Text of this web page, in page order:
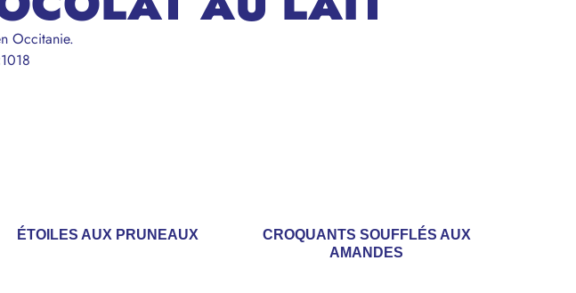
Occitanie.
1018
ÉTOILES AUX PRUNEAUX
CROQUANTS SOUFFLÉS AUX
AMANDES